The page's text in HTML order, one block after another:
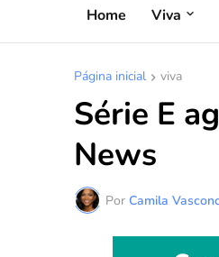
Home Viva
Página inicial viva
Série E
News
Por Camila